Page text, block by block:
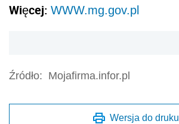
Więcej: WWW.mg.gov.pl
Źródło: Mojafirma.infor.pl
Wersja do druku